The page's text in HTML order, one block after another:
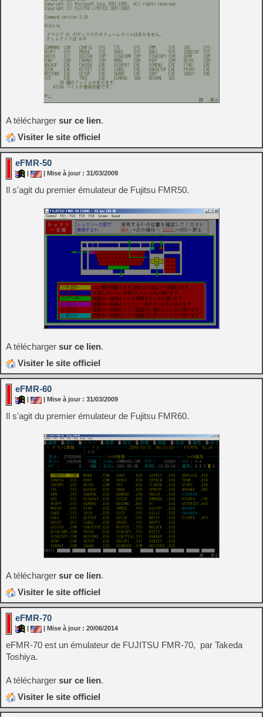
A télécharger sur ce lien.
Visiter le site officiel
eFMR-50
| Mise à jour : 31/03/2009
Il s'agit du premier émulateur de Fujitsu FMR50.
A télécharger sur ce lien.
Visiter le site officiel
eFMR-60
| Mise à jour : 31/03/2009
Il s'agit du premier émulateur de Fujitsu FMR60.
A télécharger sur ce lien.
Visiter le site officiel
eFMR-70
| Mise à jour : 20/06/2014
eFMR-70 est un émulateur de FUJITSU FMR-70, par Takeda
Toshiya.
A télécharger sur ce lien.
Visiter le site officiel